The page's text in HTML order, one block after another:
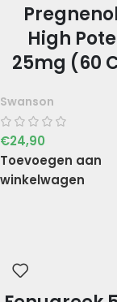
High
25mg (60
Swanson
€24,90
Toevoegen aan
winkelwagen